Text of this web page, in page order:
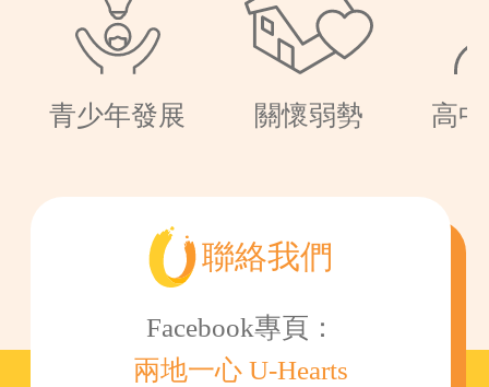
青少年發展 關懷弱勢 高
聯絡我們
Facebook專頁：
兩地一心 U-Hearts